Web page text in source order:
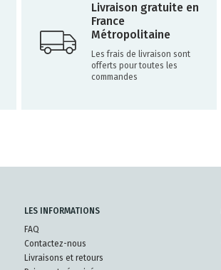
Livraison gratuite en
France
Métropolitaine
Les frais de livraison sont
offerts pour toutes les
commandes
LES INFORMATIONS
FAQ
Contactez-nous
Livraisons et retours